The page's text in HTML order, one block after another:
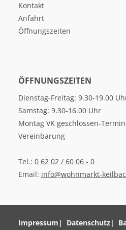
Kontakt
Anfahrt
Öffnungszeiten
ÖFFNUNGSZEITEN
Dienstag-Freitag: 9.30-19.00
Samstag: 9.30-16.00 Uhr
Montag VK geschlossen-
Vereinbarung
Tel.: 0 62 02 / 60 06 - 0
Email: info@wohnmarkt-
Impressum Datenschutz